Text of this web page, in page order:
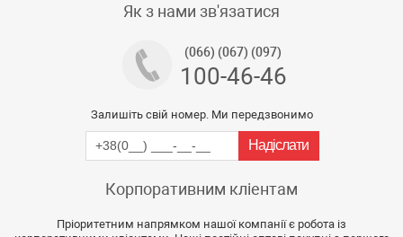
Як з нами зв'язатися
(066) (067) (097)
100-46-46
Залишіть свій номер. Ми передзвонимо
Корпоративним кліентам
Пріоритетним напрямком нашої компанії є робота із